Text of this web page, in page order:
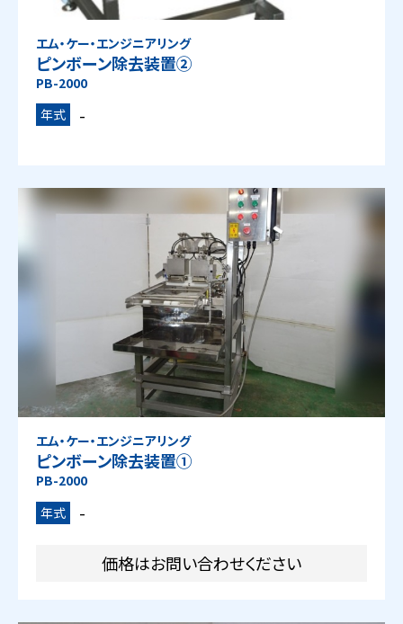
エム・ケー・エンジニアリング
ピンボーン除去装置②
PB-2000
年式
-
エム・ケー・エンジニアリング
ピンボーン除去装置①
PB-2000
年式
-
価格はお問い合わせください